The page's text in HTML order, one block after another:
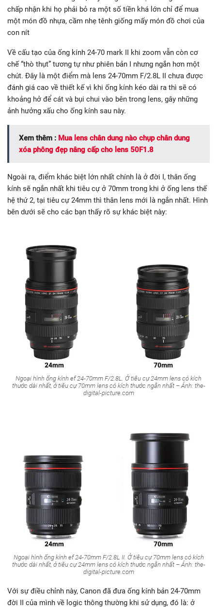
chấp nhận khi họ phải bỏ ra một số tiền khá lớn chỉ để mua
một món đồ nhựa, cầm nhẹ tênh giống mấy món đồ chơi của
con nít
Về cấu tạo của ống kính 24-70 mark II khi zoom vẫn còn cơ
chế “thò thụt” tương tự như phiên bản I nhưng ngắn hơn một
chút. Đây là một điểm mà lens 24-70mm F/2.8L II chưa được
đánh giá cao về thiết kế vì khi ống kính kéo dài ra thì sẽ có
khoảng hở để cát và bụi chui vào bên trong lens, gây những
ảnh hưởng xấu cho ống kính sau này.
Xem thêm : Mua lens chân dung nào chụp chân dung
xóa phông đẹp nâng cấp cho lens 50F1.8
Ngoài ra, điểm khác biệt lớn nhất chính là ở đời I, thân ống
kính sẽ ngắn nhất khi tiêu cự ở 70mm trong khi ở ống lens thế
hệ thứ 2, tại tiêu cự 24mm thì thân lens mới là ngắn nhất. Hình
bên dưới sẽ cho các bạn thấy rõ sự khác biệt này:
Ngoại hình ống kính ef 24-70mm F/2.8L. Ở tiêu cự 24mm lens có kích
thước dài nhất, ở tiêu cự 70mm lens có kích thước ngắn nhất – Ảnh: the-
digital-picture.com
Ngoại hình ống kính ef 24-70mm F/2.8L II. Ở tiêu cự 70mm lens có kích
thước dài nhất, ở tiêu cự 24mm lens có kích thước ngắn nhất – Ảnh: the-
digital-picture.com
Với sự điều chỉnh này, Canon đã đưa ống kính bản 24-70mm
đời II của mình về logic thông thường khi sử dụng, đó là: ở